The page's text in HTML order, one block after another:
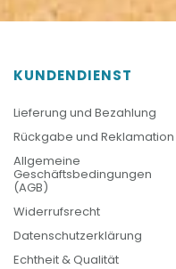
KUNDENDIENST
Lieferung und Bezahlung
Rückgabe und Reklamation
Allgemeine
Geschäftsbedingungen
(AGB)
Widerrufsrecht
Datenschutzerklärung
Echtheit & Qualität